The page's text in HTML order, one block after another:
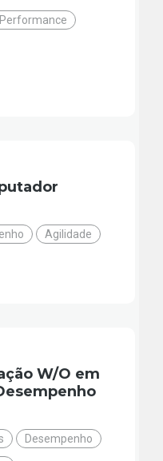
Performance
Agilidade
W/O em
Desempenho